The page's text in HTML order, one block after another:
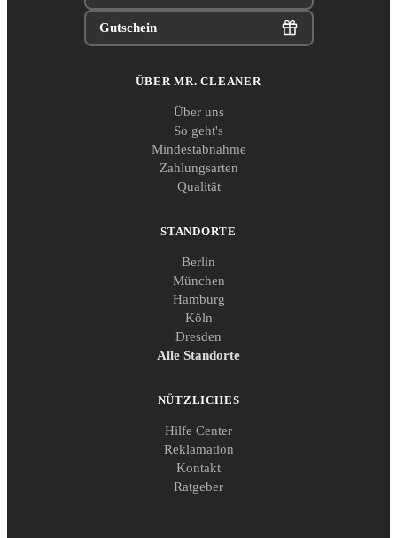
Gutschein
ÜBER MR. CLEANER
Über uns
So geht's
Mindestabnahme
Zahlungsarten
Qualität
STANDORTE
Berlin
München
Hamburg
Köln
Dresden
Alle Standorte
NÜTZLICHES
Hilfe Center
Reklamation
Kontakt
Ratgeber